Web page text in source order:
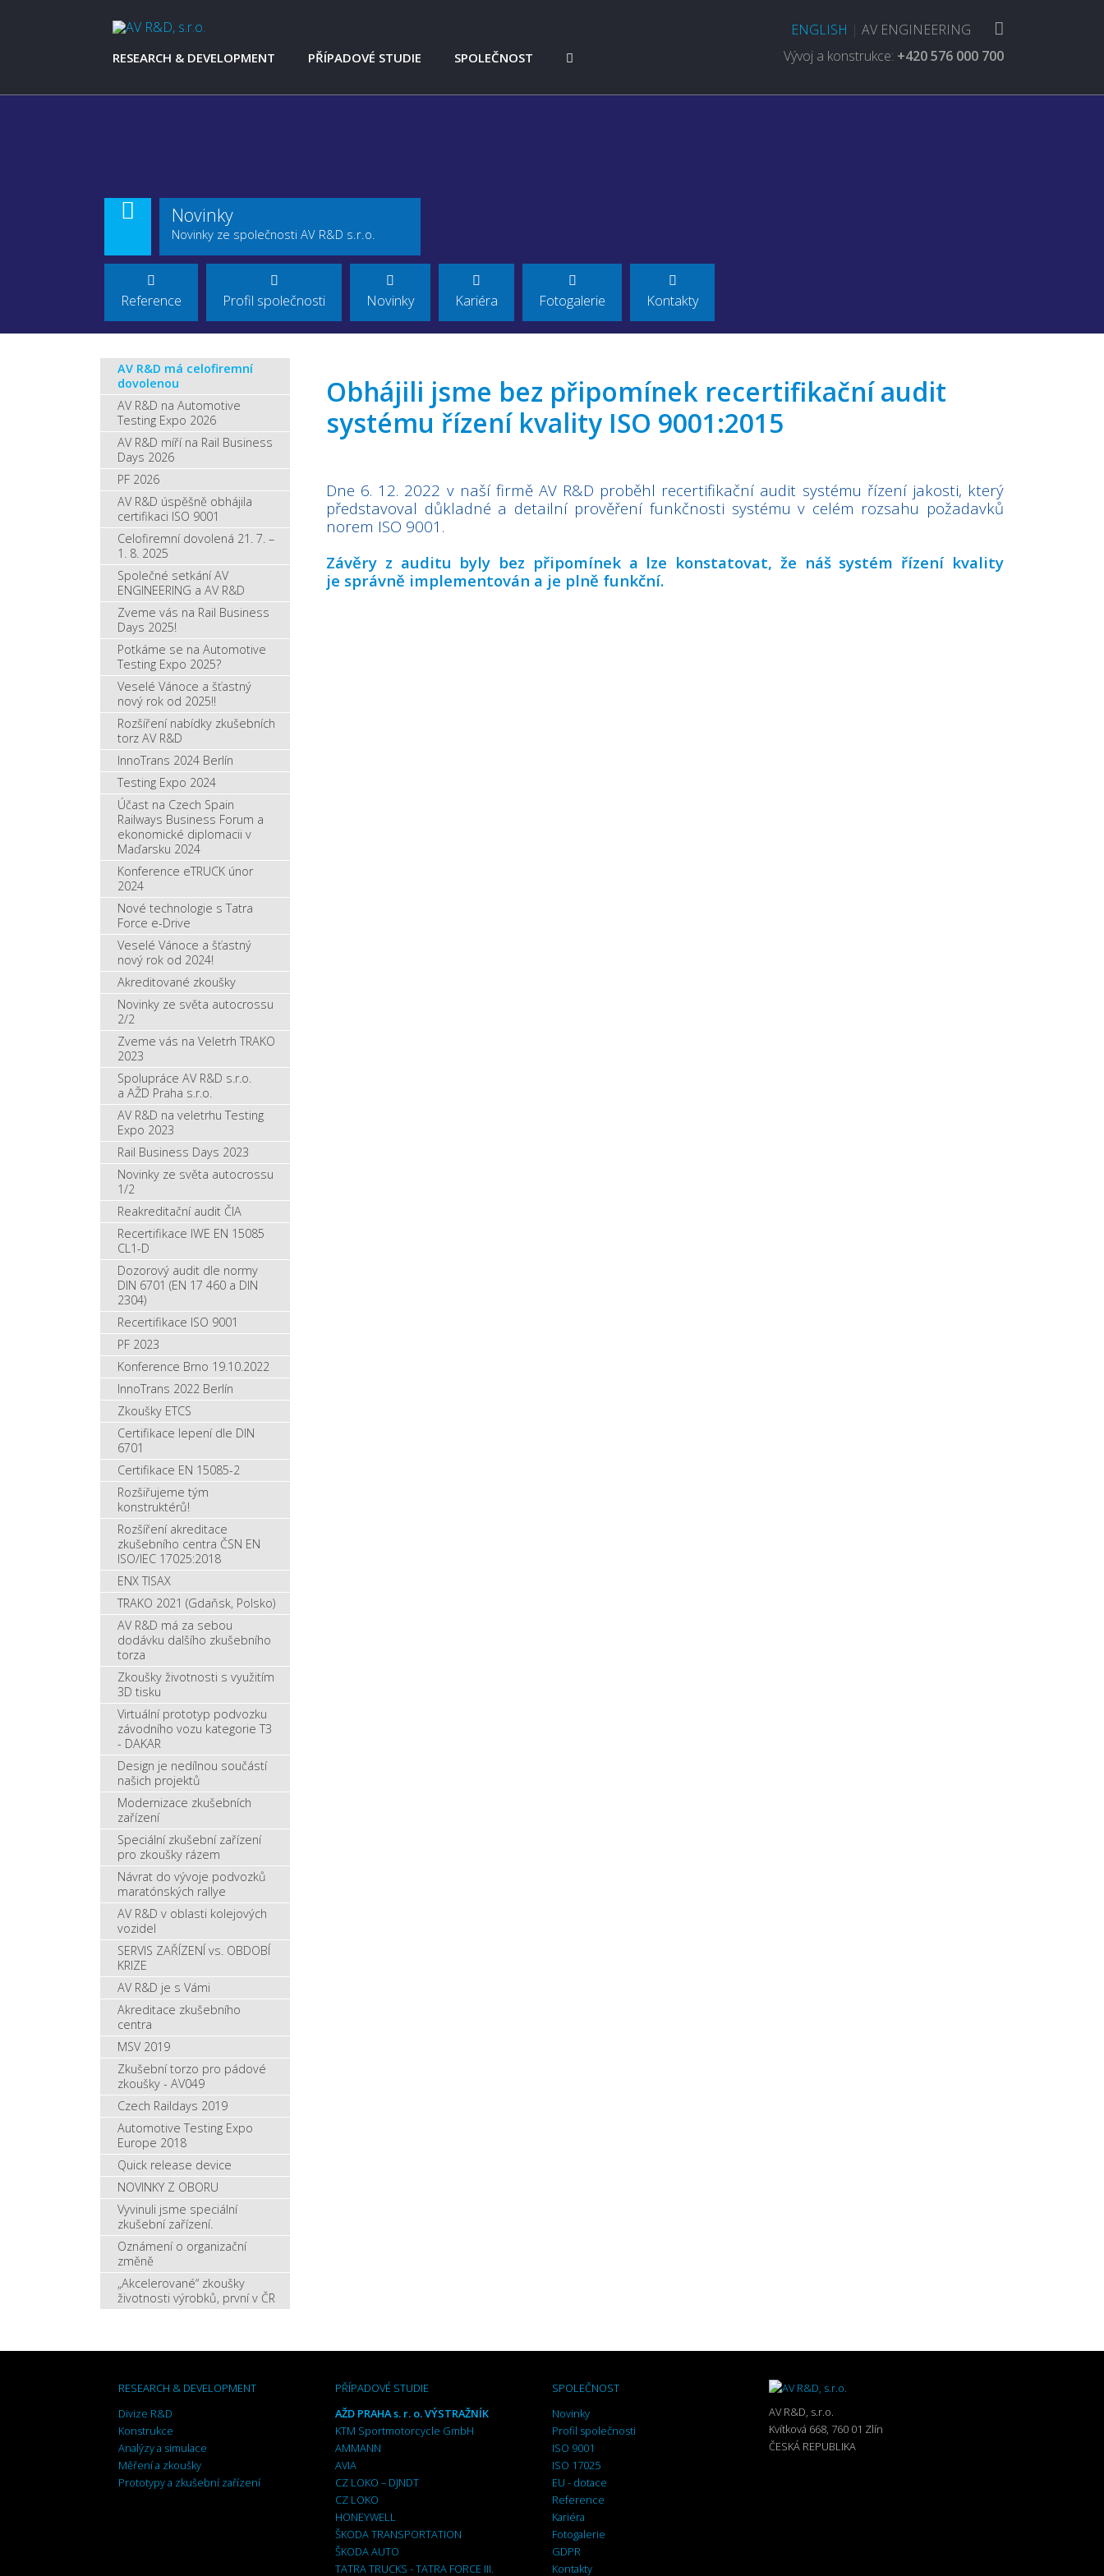
ENGLISH | AV ENGINEERING
RESEARCH & DEVELOPMENT
DIVIZE R&D
PŘÍPADOVÉ STUDIE
AŽD PRAHA S. R. O. VÝSTRAŽNÍK
ŠKODA TRANSPORTATION
TATRA TRUCKS - TATRA FORCE II.
TATRA TACTIC
SPOLEČNOST
NOVINKY
Vývoj a konstrukce: +420 576 000 700
Novinky
Novinky ze společnosti AV R&D s.r.o.
Reference Profil společnosti Novinky Kariéra Fotogalerie Kontakty
AV R&D má celofiremní
dovolenou
AV R&D na Automotive
Testing Expo 2026
AV R&D míří na Rail Business
Days 2026
PF 2026
AV R&D úspěšně obhájila
certifikaci ISO 9001
Celofiremní dovolená 21. 7. –
1. 8. 2025
Společné setkání AV
ENGINEERING a AV R&D
Zveme vás na Rail Business
Days 2025!
Potkáme se na Automotive
Testing Expo 2025?
Veselé Vánoce a šťastný
nový rok od 2025!!
Rozšíření nabídky zkušebních
torz AV R&D
InnoTrans 2024 Berlín
Testing Expo 2024
Účast na Czech Spain
Railways Business Forum a
ekonomické diplomacii v
Maďarsku 2024
Konference eTRUCK únor
2024
Nové technologie s Tatra
Force e-Drive
Veselé Vánoce a šťastný
nový rok od 2024!
Akreditované zkoušky
Novinky ze světa autocrossu
2/2
Zveme vás na Veletrh TRAKO
2023
Spolupráce AV R&D s.r.o.
a AŽD Praha s.r.o.
AV R&D na veletrhu Testing
Expo 2023
Rail Business Days 2023
Novinky ze světa autocrossu
1/2
Reakreditační audit ČIA
Recertifikace IWE EN 15085
CL1-D
Dozorový audit dle normy
DIN 6701 (EN 17 460 a DIN
2304)
Recertifikace ISO 9001
PF 2023
Konference Brno 19.10.2022
InnoTrans 2022 Berlín
Zkoušky ETCS
Certifikace lepení dle DIN
6701
Certifikace EN 15085-2
Rozšiřujeme tým
konstruktérů!
Rozšíření akreditace
zkušebního centra ČSN EN
ISO/IEC 17025:2018
ENX TISAX
TRAKO 2021 (Gdaňsk, Polsko)
AV R&D má za sebou
dodávku dalšího zkušebního
torza
Zkoušky životnosti s využitím
3D tisku
Virtuální prototyp podvozku
závodního vozu kategorie T3
- DAKAR
Design je nedílnou součástí
našich projektů
Modernizace zkušebních
zařízení
Speciální zkušební zařízení
pro zkoušky rázem
Návrat do vývoje podvozků
maratónských rallye
AV R&D v oblasti kolejových
vozidel
SERVIS ZAŘÍZENÍ vs. OBDOBÍ
KRIZE
AV R&D je s Vámi
Akreditace zkušebního
centra
MSV 2019
Zkušební torzo pro pádové
zkoušky - AV049
Czech Raildays 2019
Automotive Testing Expo
Europe 2018
Quick release device
NOVINKY Z OBORU
Vyvinuli jsme speciální
zkušební zařízení.
Oznámení o organizační
změně
„Akcelerované“ zkoušky
životnosti výrobků, první v ČR
Obhájili jsme bez připomínek recertifikační audit
systému řízení kvality ISO 9001:2015
Dne 6. 12. 2022 v naší firmě AV R&D proběhl recertifikační audit systému řízení jakosti, který
představoval důkladné a detailní prověření funkčnosti systému v celém rozsahu požadavků
norem ISO 9001.
Závěry z auditu byly bez připomínek a lze konstatovat, že náš systém řízení kvality
je správně implementován a je plně funkční.
RESEARCH & DEVELOPMENT
Divize R&D
Konstrukce
Analýzy a simulace
Měření a zkoušky
Prototypy a zkušební zařízení
PŘÍPADOVÉ STUDIE
AŽD PRAHA s. r. o. VÝSTRAŽNÍK
KTM Sportmotorcycle GmbH
AMMANN
AVIA
CZ LOKO – DJNDT
CZ LOKO
HONEYWELL
ŠKODA TRANSPORTATION
ŠKODA AUTO
TATRA TRUCKS - TATRA FORCE III.
SPOLEČNOST
Novinky
Profil společnosti
ISO 9001
ISO 17025
EU - dotace
Reference
Kariéra
Fotogalerie
GDPR
Kontakty
AV R&D, s.r.o.
Kvítková 668, 760 01 Zlín
ČESKÁ REPUBLIKA